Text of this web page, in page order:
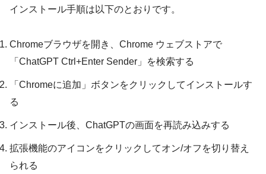
インストール手順は以下のとおりです。
Chromeブラウザを開き、Chrome ウェブストアで
「ChatGPT Ctrl+Enter Sender」を検索する
「Chromeに追加」ボタンをクリックしてインストールす
る
インストール後、ChatGPTの画面を再読み込みする
拡張機能のアイコンをクリックしてオン/オフを切り替え
られる